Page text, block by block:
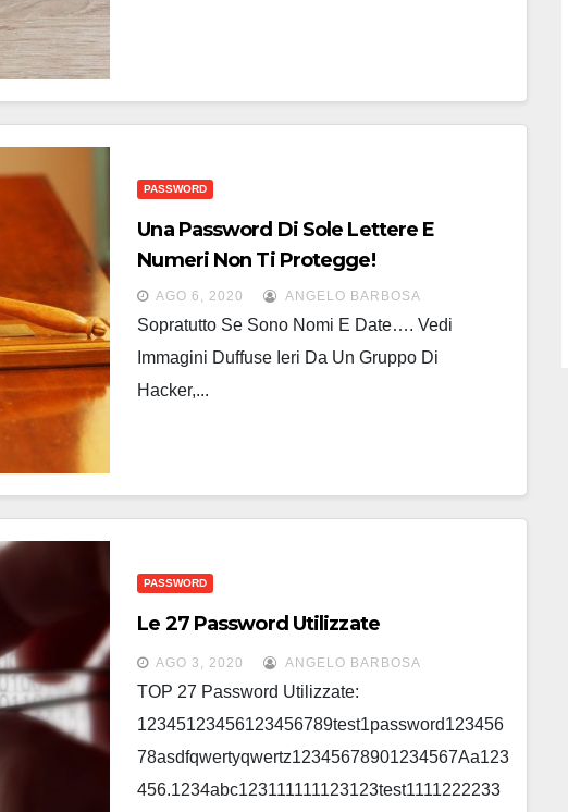
PASSWORD
Una Password Di Sole Lettere E
Numeri Non Ti Protegge!
AGO 6, 2020 ANGELO BARBOSA
Sopratutto Se Sono Nomi E Date…. Vedi
Immagini Duffuse Ieri Da Un Gruppo Di
Hacker,...
PASSWORD
Le 27 Password Utilizzate
AGO 3, 2020 ANGELO BARBOSA
TOP 27 Password Utilizzate:
12345123456123456789test1password123456
78asdfqwertyqwertz12345678901234567Aa123
456.1234abc123111111123123test1111222233